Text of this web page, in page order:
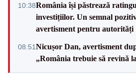
10:38România își păstrează
investițiilor. Un semnal
avertisment pentru autorități
08:51Nicușor Dan, avertisment
„România trebuie să revină